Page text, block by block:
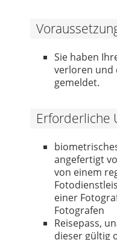
Sie haben
verloren und
gemeldet.
Erforderliche
angefertigt
von einem
einer
Fotografen
Reisepass,
dieser gültig